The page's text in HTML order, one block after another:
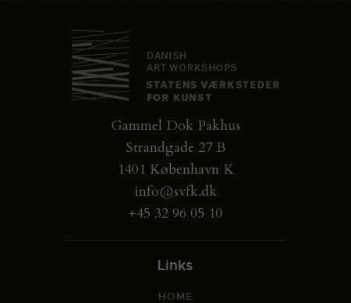
Gammel Dok Pakhus
Strandgade 27 B
1401 København K
info@svfk.dk
+45 32 96 05 10
Links
HOME